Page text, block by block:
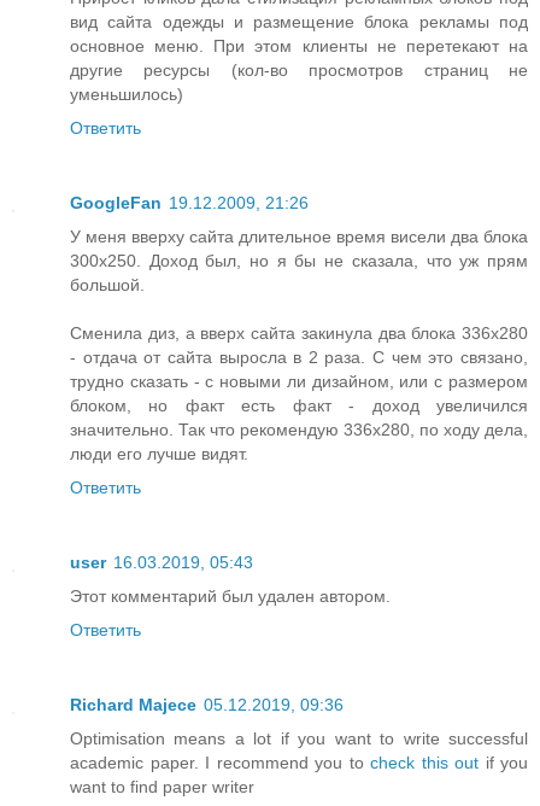
вид сайта одежды и размещение блока рекламы под
основное меню. При этом клиенты не перетекают на
другие ресурсы (кол-во просмотров страниц не
уменьшилось)
Ответить
GoogleFan 19.12.2009, 21:26
У меня вверху сайта длительное время висели два блока
300х250. Доход был, но я бы не сказала, что уж прям
большой.
Сменила диз, а вверх сайта закинула два блока 336х280
- отдача от сайта выросла в 2 раза. С чем это связано,
трудно сказать - с новыми ли дизайном, или с размером
блоком, но факт есть факт - доход увеличился
значительно. Так что рекомендую 336х280, по ходу дела,
люди его лучше видят.
Ответить
user 16.03.2019, 05:43
Этот комментарий был удален автором.
Ответить
Richard Majece 05.12.2019, 09:36
Optimisation means a lot if you want to write successful
academic paper. I recommend you to check this out if you
want to find paper writer